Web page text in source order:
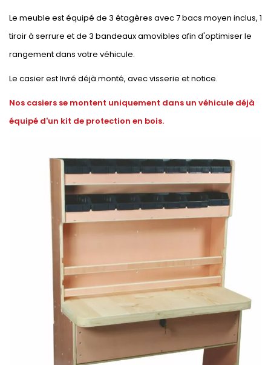
Le meuble est équipé de 3 étagères avec 7 bacs moyen inclus, 1
tiroir à serrure et de 3 bandeaux amovibles afin d'optimiser le
rangement dans votre véhicule.
Le casier est livré déjà monté, avec visserie et notice.
Nos casiers se montent uniquement dans un véhicule déjà
équipé d'un kit de protection en bois.